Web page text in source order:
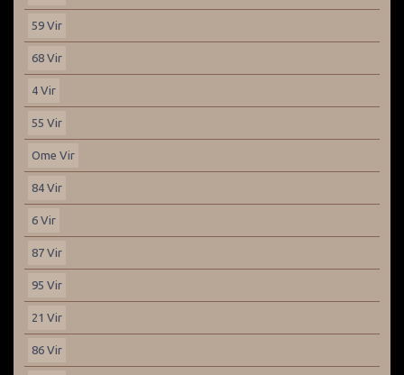
59 Vir
68 Vir
4 Vir
55 Vir
Ome Vir
84 Vir
6 Vir
87 Vir
95 Vir
21 Vir
86 Vir